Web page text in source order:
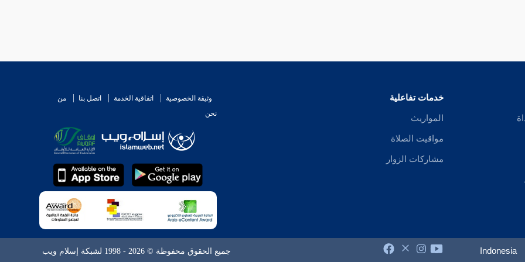
خدمات تفاعلية
المواريث
مواقيت الصلاة
مشاركات الزوار
وثيقة الخصوصية اتفاقية الخدمة اتصل بنا
من
نحن
Indonesia جميع الحقوق محفوظة © 2026 - 1998 لشبكة إسلام ويب